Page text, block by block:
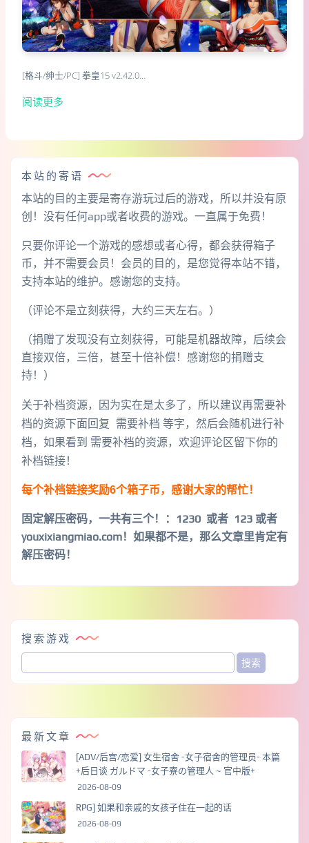
[格斗/绅士/PC] 拳皇15 v2.42.0…
阅读更多
本站的寄语
本站的目的主要是寄存游玩过后的游戏，所以并没有原
创！没有任何app或者收费的游戏。一直属于免费！
只要你评论一个游戏的感想或者心得，都会获得箱子
币，并不需要会员！会员的目的，是您觉得本站不错，
支持本站的维护。感谢您的支持。
（评论不是立刻获得，大约三天左右。）
（捐赠了发现没有立刻获得，可能是机器故障，后续会
直接双倍，三倍，甚至十倍补偿！感谢您的捐赠支
持！）
关于补档资源，因为实在是太多了，所以建议再需要补
档的资源下面回复 需要补档 等字，然后会随机进行补
档，如果看到 需要补档的资源，欢迎评论区留下你的
补档链接！
每个补档链接奖励6个箱子币，感谢大家的帮忙！
固定解压密码，一共有三个！
：1230 或者 123 或者
youxixiangmiao.com！如果都不是，那么文章里肯定有
解压密码！
搜索游戏
最新文章
[ADV/后宫/恋爱] 女生宿舍 -女子宿舍的管理员- 本篇
+后日谈 ガルドマ -女子寮の管理人 ~ 官中版+
2026-08-09
RPG] 如果和亲戚的女孩子住在一起的话
2026-08-09